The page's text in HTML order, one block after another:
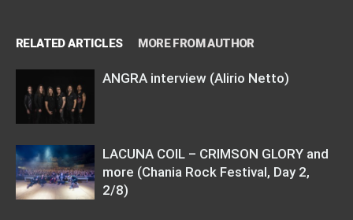
RELATED ARTICLES MORE FROM AUTHOR
ANGRA interview (Alirio Netto)
LACUNA COIL – CRIMSON GLORY and
more (Chania Rock Festival, Day 2,
2/8)